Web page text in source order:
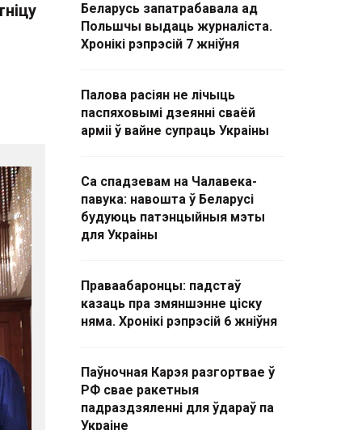
Беларусь запатрабавала ад
Польшчы выдаць журналіста.
Хронікі рэпрэсій 7 жніўня
Палова расіян не лічыць
паспяховымі дзеянні сваёй
арміі ў вайне супраць Украіны
Са спадзевам на Чалавека-
павука: навошта ў Беларусі
будуюць патэнцыйныя мэты
для Украіны
Праваабаронцы: падстаў
казаць пра змяншэнне ціску
няма. Хронікі рэпрэсій 6 жніўня
Паўночная Карэя разгортвае ў
РФ свае ракетныя
падраздзяленні для ўдараў па
Украіне